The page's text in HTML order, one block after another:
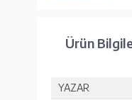
Ürün
YAZAR